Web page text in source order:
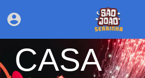
CASA